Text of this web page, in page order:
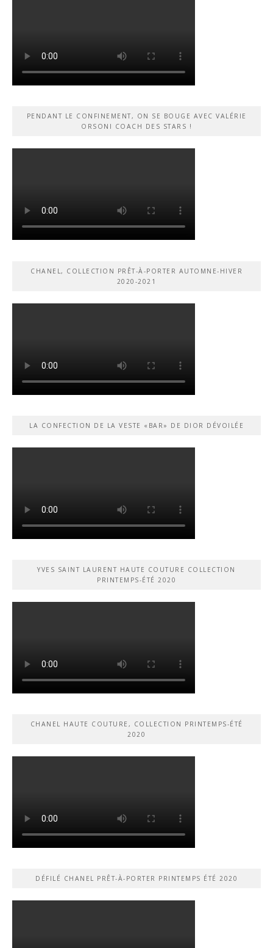
PENDANT LE CONFINEMENT, ON SE BOUGE AVEC VALÉRIE
ORSONI COACH DES STARS !
CHANEL, COLLECTION PRÊT-À-PORTER AUTOMNE-HIVER
2020-2021
LA CONFECTION DE LA VESTE «BAR» DE DIOR DÉVOILÉE
YVES SAINT LAURENT HAUTE COUTURE COLLECTION
PRINTEMPS-ÉTÉ 2020
CHANEL HAUTE COUTURE, COLLECTION PRINTEMPS-ÉTÉ
2020
DÉFILÉ CHANEL PRÊT-À-PORTER PRINTEMPS ÉTÉ 2020